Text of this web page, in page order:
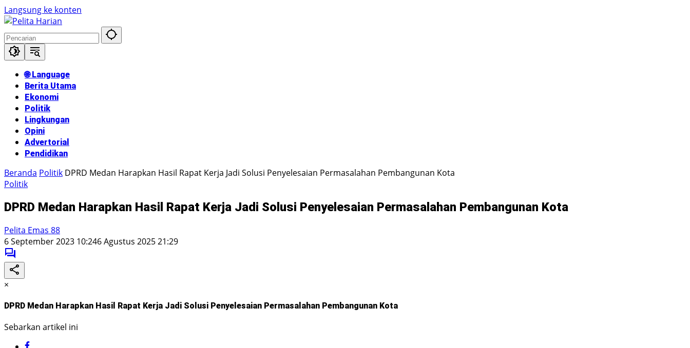
Langsung ke konten
🌐 Language
Berita Utama
Ekonomi
Politik
Lingkungan
Opini
Advertorial
Pendidikan
Beranda Politik DPRD Medan Harapkan Hasil Rapat Kerja Jadi Solusi Penyelesaian Permasalahan Pembangunan Kota
Politik
DPRD Medan Harapkan Hasil Rapat Kerja Jadi Solusi Penyelesaian Permasalahan Pembangunan Kota
Pelita Emas 88
6 September 2023 10:246 Agustus 2025 21:29
×
DPRD Medan Harapkan Hasil Rapat Kerja Jadi Solusi Penyelesaian Permasalahan Pembangunan Kota
Sebarkan artikel ini